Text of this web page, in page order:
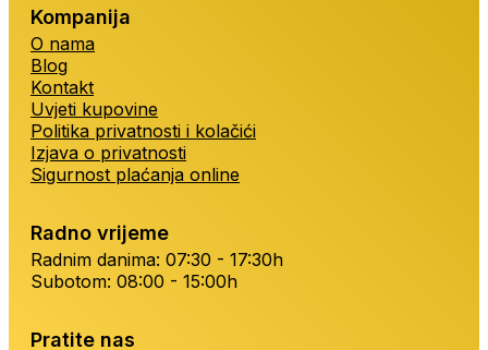
Kompanija
O nama
Blog
Kontakt
Uvjeti kupovine
Politika privatnosti i kolačići
Izjava o privatnosti
Sigurnost plaćanja online
Radno vrijeme
Radnim danima: 07:30 - 17:30h
Subotom: 08:00 - 15:00h
Pratite nas